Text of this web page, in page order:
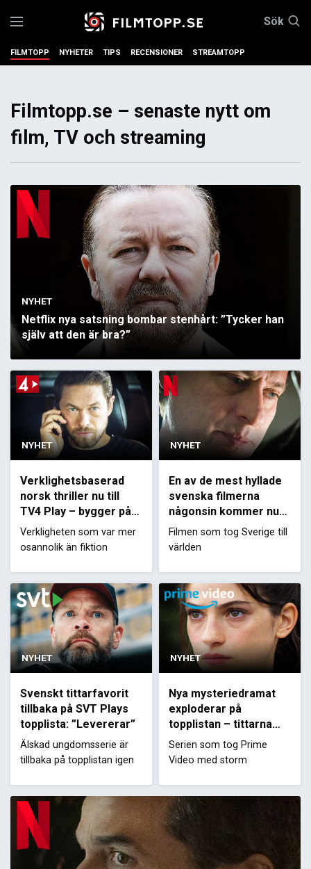
Sök
FILMTOPP NYHETER TIPS RECENSIONER STREAMTOPP
Filmtopp.se – senaste nytt om
film, TV och streaming
NYHET
Netflix nya satsning bombar stenhårt: ”Tycker han
själv att den är bra?”
NYHET
Verklighetsbaserad
norsk thriller nu till
TV4 Play – bygger på
ökända fallet
Verkligheten som var mer
osannolik än fiktion
NYHET
En av de mest hyllade
svenska filmerna
någonsin kommer nu
till Netflix
Filmen som tog Sverige till
världen
NYHET
Svenskt tittarfavorit
tillbaka på SVT Plays
topplista: ”Levererar”
Älskad ungdomsserie är
tillbaka på topplistan igen
NYHET
Nya mysteriedramat
exploderar på
topplistan – tittarna
kallar det ”årets serie”
Serien som tog Prime
Video med storm